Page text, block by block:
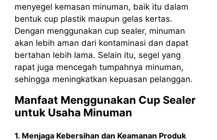
menyegel kemasan minuman, baik itu dalam
bentuk cup plastik maupun gelas kertas.
Dengan menggunakan cup sealer, minuman
akan lebih aman dari kontaminasi dan dapat
bertahan lebih lama. Selain itu, segel yang
rapat juga mencegah tumpahnya minuman,
sehingga meningkatkan kepuasan pelanggan.
Manfaat Menggunakan Cup Sealer
untuk Usaha Minuman
1. Menjaga Kebersihan dan Keamanan Produk